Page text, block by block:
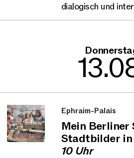
dialogisch und
Ephraim-Palais
Mein Berliner
Stadtbilder in
10 Uhr